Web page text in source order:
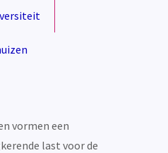
vormen een
last voor de